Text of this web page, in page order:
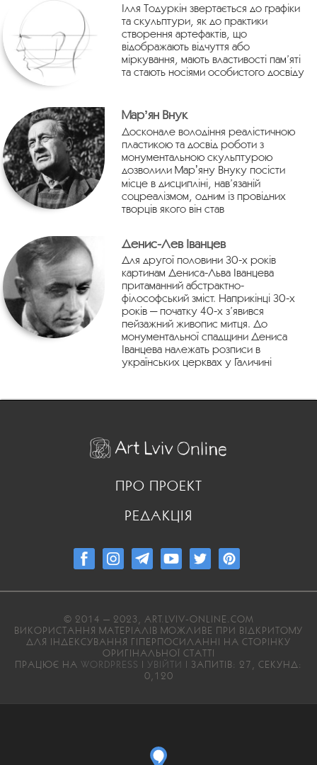
Ілля Тодуркін звертається до графіки
та скульптури, як до практики
створення артефактів, що
відображають відчуття або
міркування, мають властивості пам’яті
та стають носіями особистого досвіду
Марʼян Внук
Досконале володіння реалістичною
пластикою та досвід роботи з
монументальною скульптурою
дозволили Марʼяну Внуку посісти
місце в дисципліні, нав’язаній
соцреалізмом, одним із провідних
творців якого він став
Денис-Лев Іванцев
Для другої половини 30-х років
картинам Дениса-Льва Іванцева
притаманний абстрактно-
філософський зміст. Наприкінці 30-х
років — початку 40-х з’явився
пейзажний живопис митця. До
монументальної спадщини Дениса
Іванцева належать розписи в
українських церквах у Галичині
ПРО ПРОЕКТ
РЕДАКЦІЯ
© 2014 — 2023, ART.LVIV-ONLINE.COM
ВИКОРИСТАННЯ МАТЕРІАЛІВ МОЖЛИВЕ ПРИ ВІДКРИТОМУ
ДЛЯ ІНДЕКСУВАННЯ ГІПЕРПОСИЛАННІ НА СТОРІНКУ
ОРИГІНАЛЬНОЇ СТАТТІ
ПРАЦЮЄ НА WORDPRESS | УВІЙТИ | ЗАПИТІВ: 27, СЕКУНД:
0,120